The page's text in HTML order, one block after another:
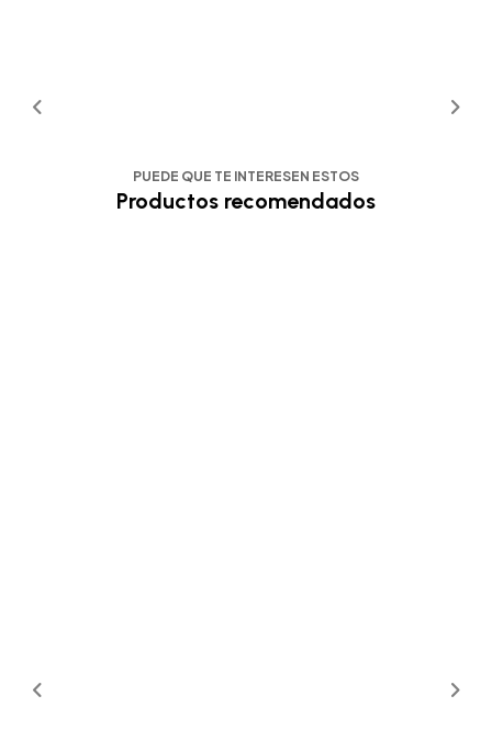
PUEDE QUE TE INTERESEN ESTOS
Productos recomendados